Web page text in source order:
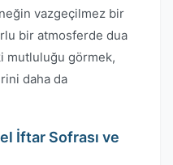
vazgeçilmez bir
bir atmosferde dua
mutluluğu görmek,
daha da
İftar Sofrası ve